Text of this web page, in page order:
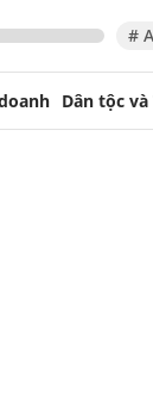
#
Dân tộc